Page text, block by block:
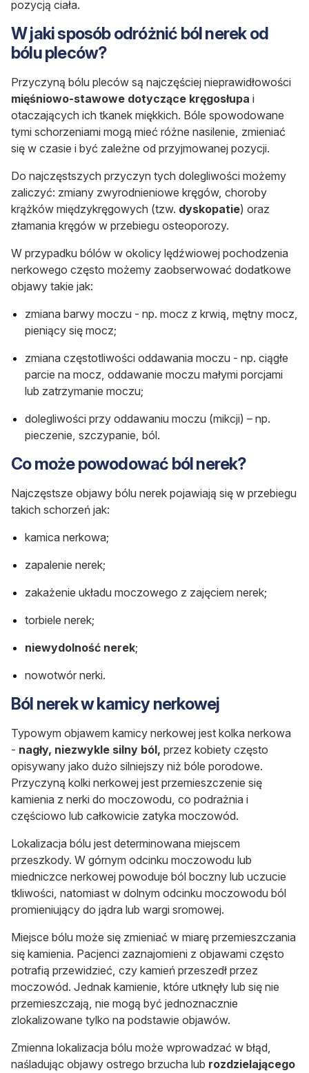
pozycją ciała.
W jaki sposób odróżnić ból nerek od
bólu pleców?
Przyczyną bólu pleców są najczęściej nieprawidłowości
mięśniowo-stawowe dotyczące kręgosłupa i
otaczających ich tkanek miękkich. Bóle spowodowane
tymi schorzeniami mogą mieć różne nasilenie, zmieniać
się w czasie i być zależne od przyjmowanej pozycji.
Do najczęstszych przyczyn tych dolegliwości możemy
zaliczyć: zmiany zwyrodnieniowe kręgów, choroby
krążków międzykręgowych (tzw. dyskopatie) oraz
złamania kręgów w przebiegu osteoporozy.
W przypadku bólów w okolicy lędźwiowej pochodzenia
nerkowego często możemy zaobserwować dodatkowe
objawy takie jak:
zmiana barwy moczu - np. mocz z krwią, mętny mocz,
pieniący się mocz;
zmiana częstotliwości oddawania moczu - np. ciągłe
parcie na mocz, oddawanie moczu małymi porcjami
lub zatrzymanie moczu;
dolegliwości przy oddawaniu moczu (mikcji) – np.
pieczenie, szczypanie, ból.
Co może powodować ból nerek?
Najczęstsze objawy bólu nerek pojawiają się w przebiegu
takich schorzeń jak:
kamica nerkowa;
zapalenie nerek;
zakażenie układu moczowego z zajęciem nerek;
torbiele nerek;
niewydolność nerek;
nowotwór nerki.
Ból nerek w kamicy nerkowej
Typowym objawem kamicy nerkowej jest kolka nerkowa
- nagły, niezwykle silny ból, przez kobiety często
opisywany jako dużo silniejszy niż bóle porodowe.
Przyczyną kolki nerkowej jest przemieszczenie się
kamienia z nerki do moczowodu, co podrażnia i
częściowo lub całkowicie zatyka moczowód.
Lokalizacja bólu jest determinowana miejscem
przeszkody. W górnym odcinku moczowodu lub
miedniczce nerkowej powoduje ból boczny lub uczucie
tkliwości, natomiast w dolnym odcinku moczowodu ból
promieniujący do jądra lub wargi sromowej.
Miejsce bólu może się zmieniać w miarę przemieszczania
się kamienia. Pacjenci zaznajomieni z objawami często
potrafią przewidzieć, czy kamień przeszedł przez
moczowód. Jednak kamienie, które utknęły lub się nie
przemieszczają, nie mogą być jednoznacznie
zlokalizowane tylko na podstawie objawów.
Zmienna lokalizacja bólu może wprowadzać w błąd,
naśladując objawy ostrego brzucha lub rozdzielającego